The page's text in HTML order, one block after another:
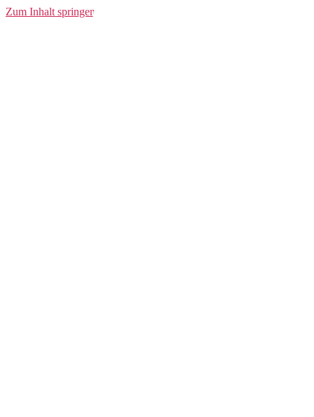
Zum Inhalt springenLogo Tee